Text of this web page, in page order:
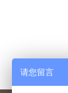
请您留言